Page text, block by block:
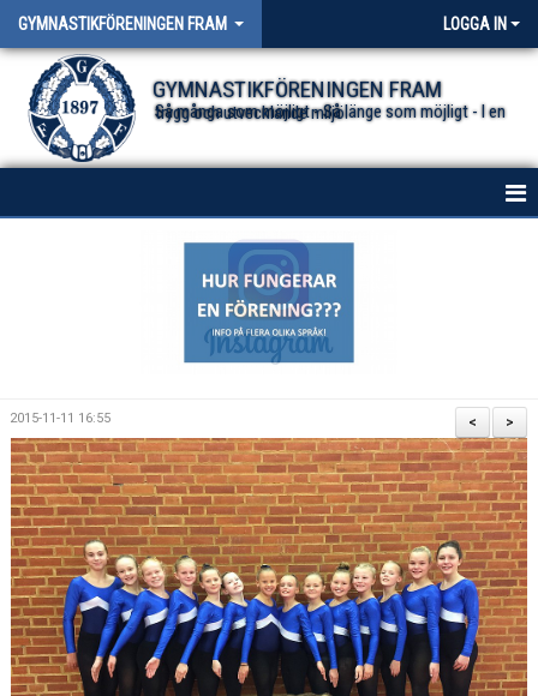
GYMNASTIKFÖRENINGEN FRAM LOGGA IN
GYMNASTIKFÖRENINGEN FRAM
Så många som möjligt - Så länge som möjligt - I en trygg och utvecklande miljö.
NYHETER FÖR ALLA TRUPPER
>
<
2015-11-11 16:55